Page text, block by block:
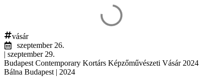
vásár
szeptember 26.
| szeptember 29.
Budapest Contemporary Kortárs Képzőművészeti Vásár 2024
Bálna Budapest | 2024